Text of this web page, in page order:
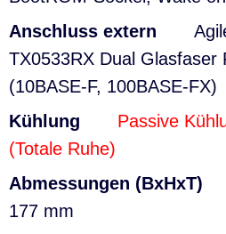
Anschluss extern
TX0533RX Dual Glasfaser
(10BASE-F, 100BASE-FX)
Kühlung
Passive
(Totale Ruhe)
Abmessungen (BxHxT)
177 mm